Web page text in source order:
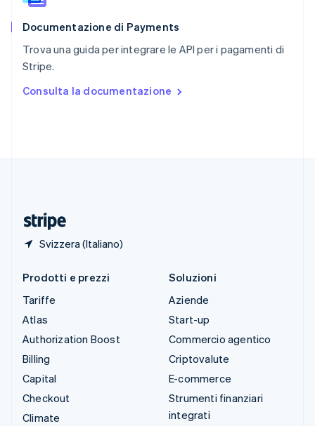
Documentazione di Payments
Trova una guida per integrare le API per i pagamenti di
Stripe.
Consulta la documentazione
Svizzera (Italiano)
Slovenia
Spagna
Español
English Español简体中文
Prodotti e prezzi
Tariffe
Atlas
Authorization Boost
Billing
Capital
Checkout
Climate
Soluzioni
Aziende
Start-up
Commercio agentico
Criptovalute
E-commerce
Strumenti finanziari
integrati